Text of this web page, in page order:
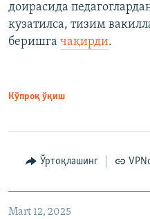
доирасида
кузатилса, тизим
беришга чақирди.
Кўпроқ ўқиш
Ўртоқлашинг
Mart 12, 2025